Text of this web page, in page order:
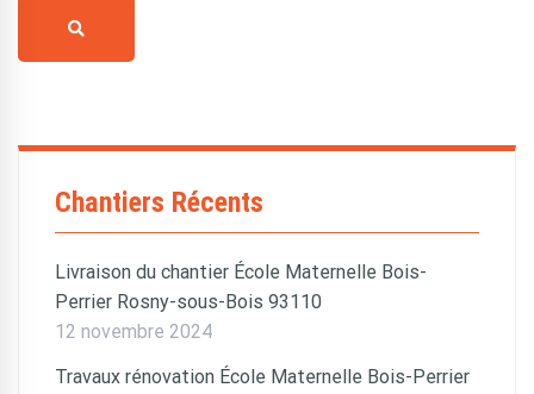
Chantiers Récents
Livraison du chantier École Maternelle Bois-
Perrier Rosny-sous-Bois 93110
12 novembre 2024
Travaux rénovation École Maternelle Bois-Perrier